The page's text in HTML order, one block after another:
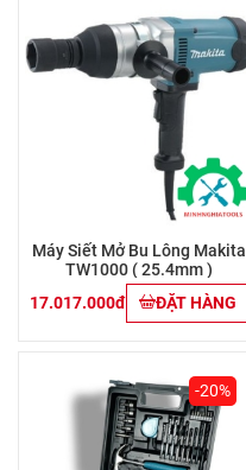
Máy Siết Mở Bu Lông Makita
TW1000 ( 25.4mm )
17.017.000đ
ĐẶT HÀNG
-20%